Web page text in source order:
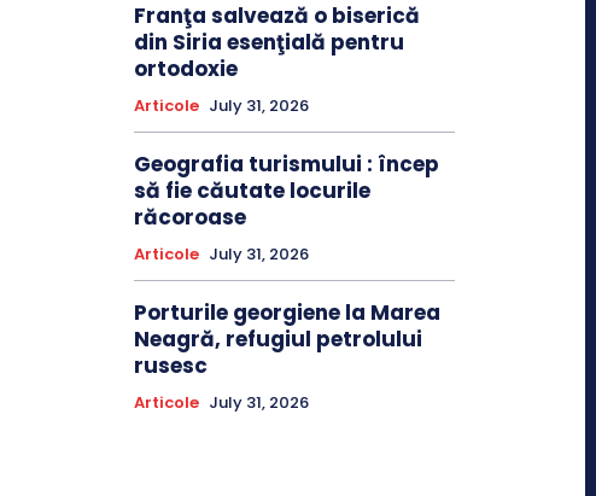
Franţa salvează o biserică
din Siria esenţială pentru
ortodoxie
Articole July 31, 2026
Geografia turismului : încep
să fie căutate locurile
răcoroase
Articole July 31, 2026
Porturile georgiene la Marea
Neagră, refugiul petrolului
rusesc
Articole July 31, 2026